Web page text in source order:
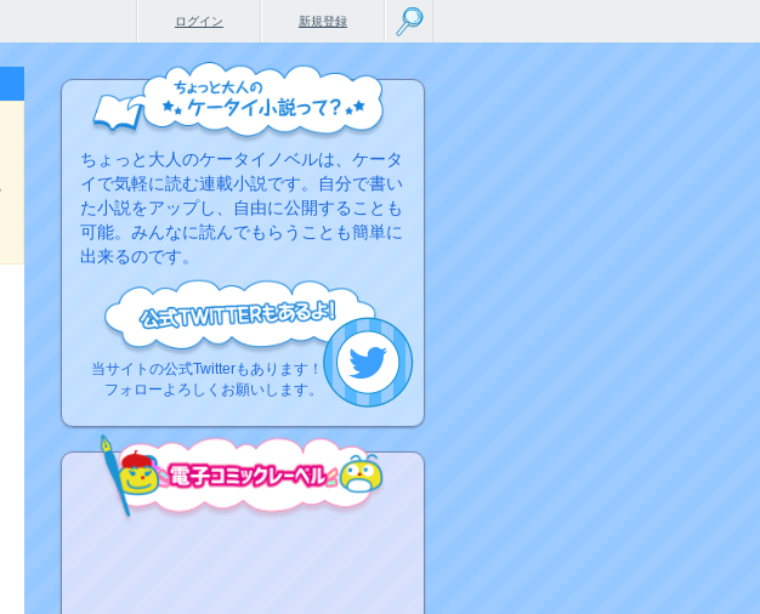
新規登録
ログイン
ちょっと大人のケータイノベルは、ケータ
イで気軽に読む連載小説です。自分で書い
た小説をアップし、自由に公開することも
可能。みんなに読んでもらうことも簡単に
出来るのです。
当サイトの公式Twitterもあります！
フォローよろしくお願いします。